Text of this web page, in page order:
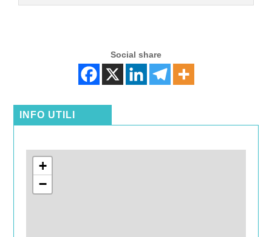
Social share
INFO UTILI
+
−